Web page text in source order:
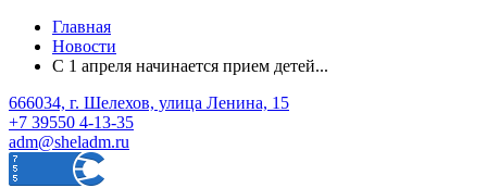
Главная
Новости
С 1 апреля начинается прием детей...
666034, г. Шелехов, улица Ленина, 15
+7 39550 4-13-35
adm@sheladm.ru